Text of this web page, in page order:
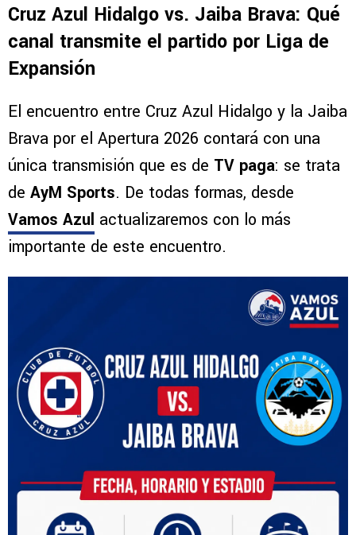
Cruz Azul Hidalgo vs. Jaiba Brava: Qué
canal transmite el partido por Liga de
Expansión
El encuentro entre Cruz Azul Hidalgo y la Jaiba
Brava por el Apertura 2026 contará con una
única transmisión que es de TV paga: se trata
de AyM Sports. De todas formas, desde
Vamos Azul actualizaremos con lo más
importante de este encuentro.